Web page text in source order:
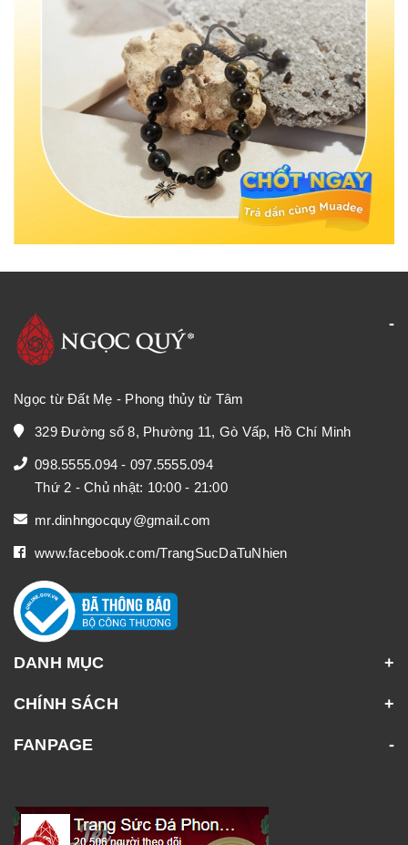
Ngọc từ Đất Mẹ - Phong thủy từ Tâm
329 Đường số 8, Phường 11, Gò Vấp, Hồ Chí Minh
098.5555.094 - 097.5555.094
Thứ 2 - Chủ nhật: 10:00 - 21:00
mr.dinhngocquy@gmail.com
www.facebook.com/TrangSucDaTuNhien
DANH MỤC
CHÍNH SÁCH
FANPAGE